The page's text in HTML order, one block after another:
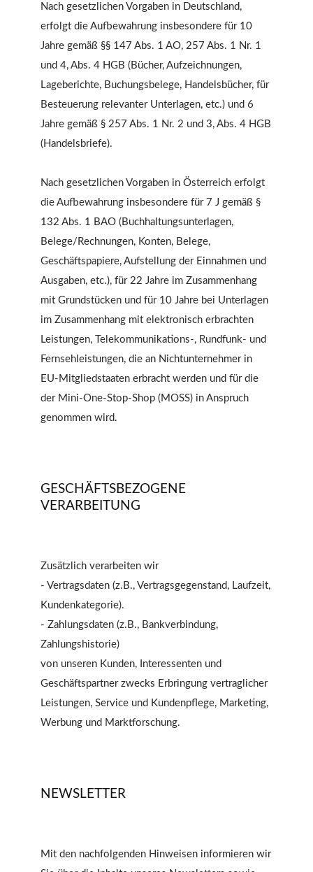
Nach gesetzlichen Vorgaben in Deutschland,
erfolgt die Aufbewahrung insbesondere für 10
Jahre gemäß §§ 147 Abs. 1 AO, 257 Abs. 1 Nr. 1
und 4, Abs. 4 HGB (Bücher, Aufzeichnungen,
Lageberichte, Buchungsbelege, Handelsbücher, für
Besteuerung relevanter Unterlagen, etc.) und 6
Jahre gemäß § 257 Abs. 1 Nr. 2 und 3, Abs. 4 HGB
(Handelsbriefe).
Nach gesetzlichen Vorgaben in Österreich erfolgt
die Aufbewahrung insbesondere für 7 J gemäß §
132 Abs. 1 BAO (Buchhaltungsunterlagen,
Belege/Rechnungen, Konten, Belege,
Geschäftspapiere, Aufstellung der Einnahmen und
Ausgaben, etc.), für 22 Jahre im Zusammenhang
mit Grundstücken und für 10 Jahre bei Unterlagen
im Zusammenhang mit elektronisch erbrachten
Leistungen, Telekommunikations-, Rundfunk- und
Fernsehleistungen, die an Nichtunternehmer in
EU-Mitgliedstaaten erbracht werden und für die
der Mini-One-Stop-Shop (MOSS) in Anspruch
genommen wird.
GESCHÄFTSBEZOGENE
VERARBEITUNG
Zusätzlich verarbeiten wir
- Vertragsdaten (z.B., Vertragsgegenstand, Laufzeit,
Kundenkategorie).
- Zahlungsdaten (z.B., Bankverbindung,
Zahlungshistorie)
von unseren Kunden, Interessenten und
Geschäftspartner zwecks Erbringung vertraglicher
Leistungen, Service und Kundenpflege, Marketing,
Werbung und Marktforschung.
NEWSLETTER
Mit den nachfolgenden Hinweisen informieren wir